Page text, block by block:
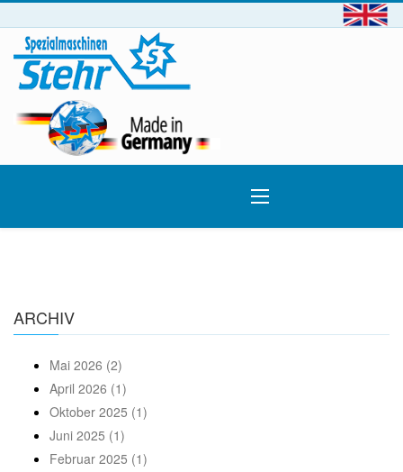
ARCHIV
Mai 2026 (2)
April 2026 (1)
Oktober 2025 (1)
Juni 2025 (1)
Februar 2025 (1)